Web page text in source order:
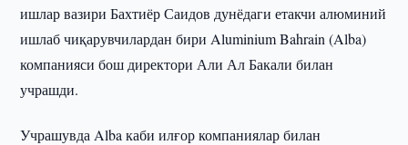
ишлар вазири Бахтиёр Саидов дунёдаги етакчи алюминий
ишлаб чиқарувчилардан бири Aluminium Bahrain (Alba)
компанияси бош директори Али Ал Бакали билан
учрашди.
Учрашувда Alba каби илғор компаниялар билан